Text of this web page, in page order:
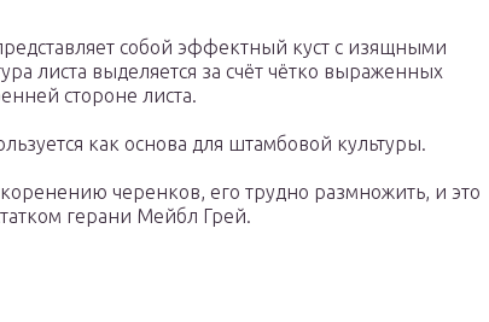
собой эффектный куст с изящными
листа выделяется за счёт чётко выраженных
стороне листа.
как основа для штамбовой культуры.
черенков, его трудно размножить, и это
герани Мейбл Грей.